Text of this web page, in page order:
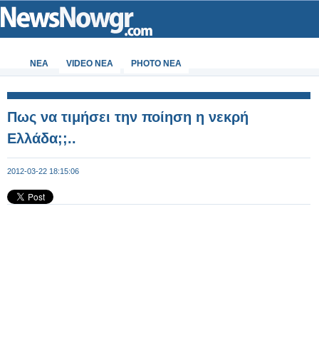
ΝΕΑ VIDEO NEA PHOTO NEA
Πως να τιμήσει την ποίηση η νεκρή
Ελλάδα;;..
2012-03-22 18:15:06